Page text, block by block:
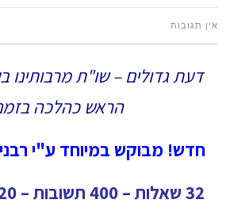
אין תגובות
דעת גדולים – שו"ת מרבותינו
הראש כהלכה
חדש! מבוקש במיוחד ע"י
32 שאלות – 400 תשובות – 120 מגדולי הדור